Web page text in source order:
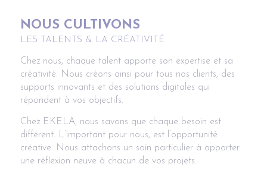
NOUS CULTIVONS
LES TALENTS & LA CRÉATIVITÉ
Chez nous, chaque talent apporte son expertise et sa
créativité. Nous créons ainsi pour tous nos clients, des
supports innovants et des solutions digitales qui
répondent à vos objectifs.
Chez EKELA, nous savons que chaque besoin est
différent. L’important pour nous, est l’opportunité
créative. Nous attachons un soin particulier à apporter
une réflexion neuve à chacun de vos projets.